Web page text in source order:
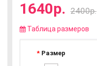
1640р. 2400р.
Таблица размеров
Размер